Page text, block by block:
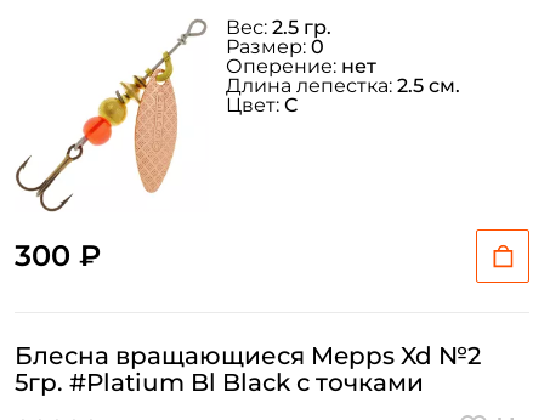
300 ₽
Вес: 2.5 гр.
Размер: 0
Оперение: нет
Длина лепестка: 2.5 см.
Цвет: C
Блесна вращающиеся Mepps Xd №2
5гр. #Platium Bl Black с точками